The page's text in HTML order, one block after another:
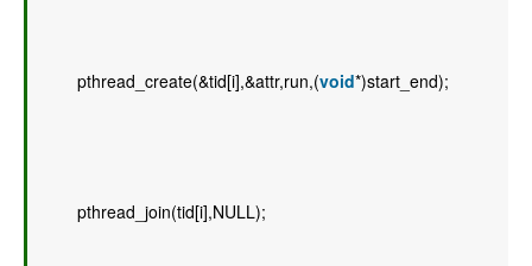
pthread_create(&tid[i],&attr,run,(void*)start_end);
pthread_join(tid[i],NULL);